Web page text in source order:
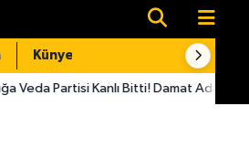
Künye
Bitti! Damat Adayı Cezaevine Girdi